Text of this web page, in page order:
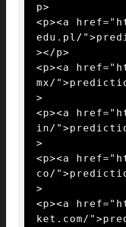
p>
<p><a
edu.pl/
></p>
<p><a
mx/
>
<p><a
in/
>
<p><a
co/
>
<p><a
ket.com/